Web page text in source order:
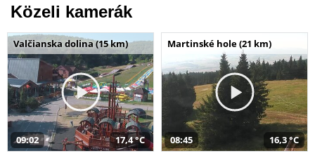
Közeli kamerák
Valčianska dolina (15 km)
09:02 17,4 °C
Martinské hole (21 km)
08:45 16,3 °C